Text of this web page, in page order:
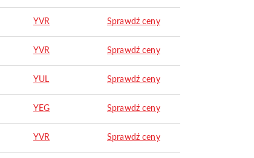
YVR Sprawdź ceny
YVR Sprawdź ceny
YUL Sprawdź ceny
YEG Sprawdź ceny
YVR Sprawdź ceny